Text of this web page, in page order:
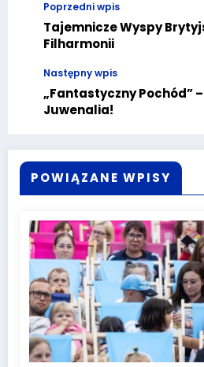
Poprzedni wpis
Tajemnicze Wyspy
Filharmonii
Następny wpis
„Fantastyczny Pochód”
Juwenalia!
POWIĄZANE WPISY